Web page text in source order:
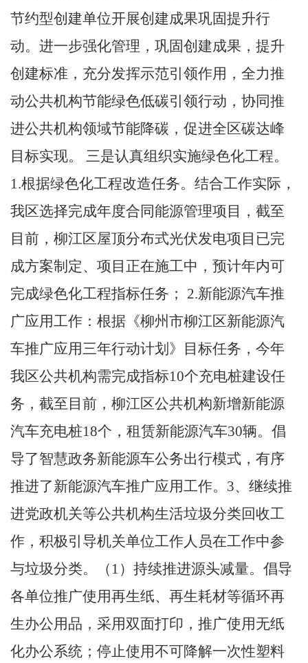
节约型创建单位开展创建成果巩固提升行
动。进一步强化管理，巩固创建成果，提升
创建标准，充分发挥示范引领作用，全力推
动公共机构节能绿色低碳引领行动，协同推
进公共机构领域节能降碳，促进全区碳达峰
目标实现。 三是认真组织实施绿色化工程。
1.根据绿色化工程改造任务。结合工作实际，
我区选择完成年度合同能源管理项目，截至
目前，柳江区屋顶分布式光伏发电项目已完
成方案制定、项目正在施工中，预计年内可
完成绿色化工程指标任务； 2.新能源汽车推
广应用工作：根据《柳州市柳江区新能源汽
车推广应用三年行动计划》目标任务，今年
我区公共机构需完成指标10个充电桩建设任
务，截至目前，柳江区公共机构新增新能源
汽车充电桩18个，租赁新能源汽车30辆。倡
导了智慧政务新能源车公务出行模式，有序
推进了新能源汽车推广应用工作。 3、继续推
进党政机关等公共机构生活垃圾分类回收工
作，积极引导机关单位工作人员在工作中参
与垃圾分类。（ 1）持续推进源头减量。倡导
各单位推广使用再生纸、再生耗材等循环再
生办公用品，采用双面打印，推广使用无纸
化办公系统；停止使用不可降解一次性塑料